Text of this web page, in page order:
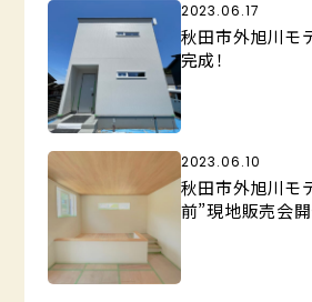
2023.06.17
秋田市外旭川モ
完成！
2023.06.10
秋田市外旭川モ
前”現地販売会開